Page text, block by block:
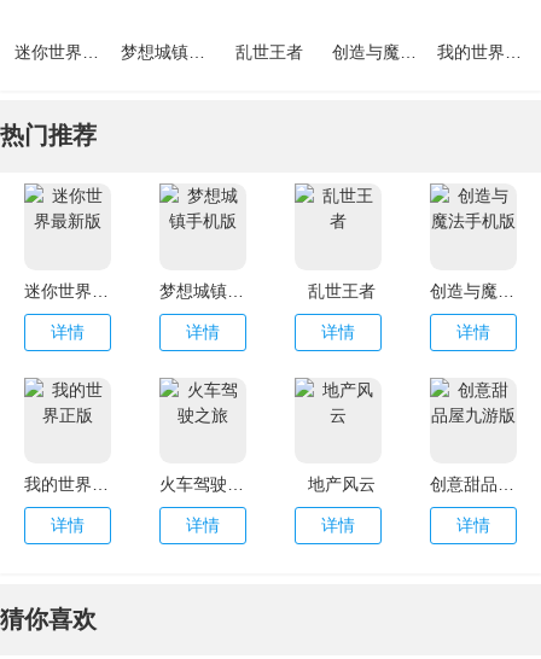
梦想城镇手机版 乱世王者
热门推荐
详情 详情
乱世王者
详情 详情
详情 详情
地产风云
详情 详情
猜你喜欢